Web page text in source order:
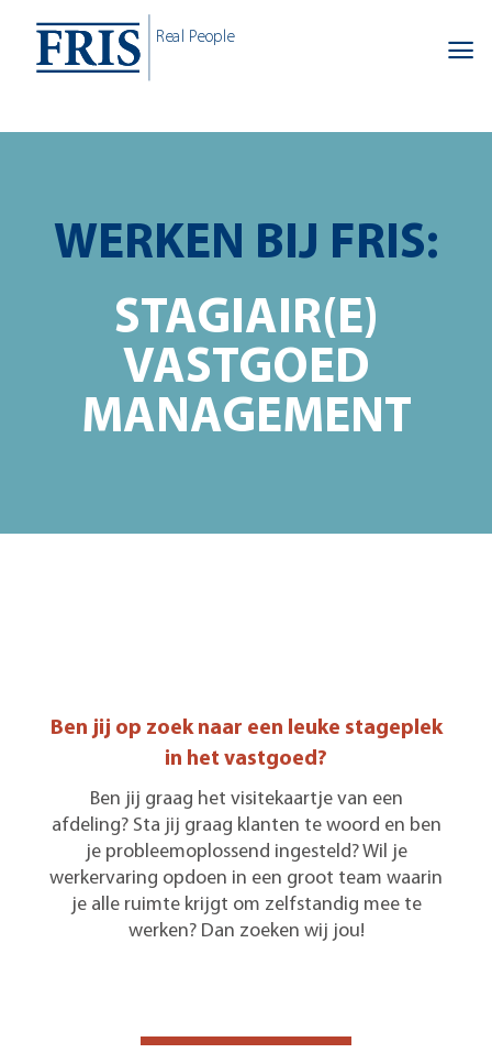
content
Real People
WERKEN BIJ FRIS:
STAGIAIR(E)
VASTGOED
MANAGEMENT
Ben jij op zoek naar een leuke stageplek
in het vastgoed?
Ben jij graag het visitekaartje van een
afdeling? Sta jij graag klanten te woord en ben
je probleemoplossend ingesteld? Wil je
werkervaring opdoen in een groot team waarin
je alle ruimte krijgt om zelfstandig mee te
werken? Dan zoeken wij jou!